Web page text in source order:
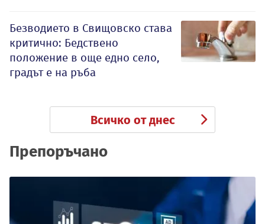
Безводието в Свищовско става
критично: Бедствено
положение в още едно село,
градът е на ръба
Всичко от днес
Препоръчано